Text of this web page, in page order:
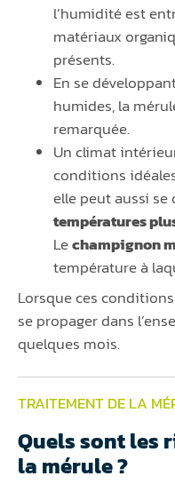
l’humidité est
matériaux
présents.
En se
humides, la
remarquée.
Un climat
conditions
elle peut aussi se
températures
Lechampignon
température à
Lorsque ces
se propager dans
quelques mois.
TRAITEMENT DE LA
Quels sont les
la mérule ?